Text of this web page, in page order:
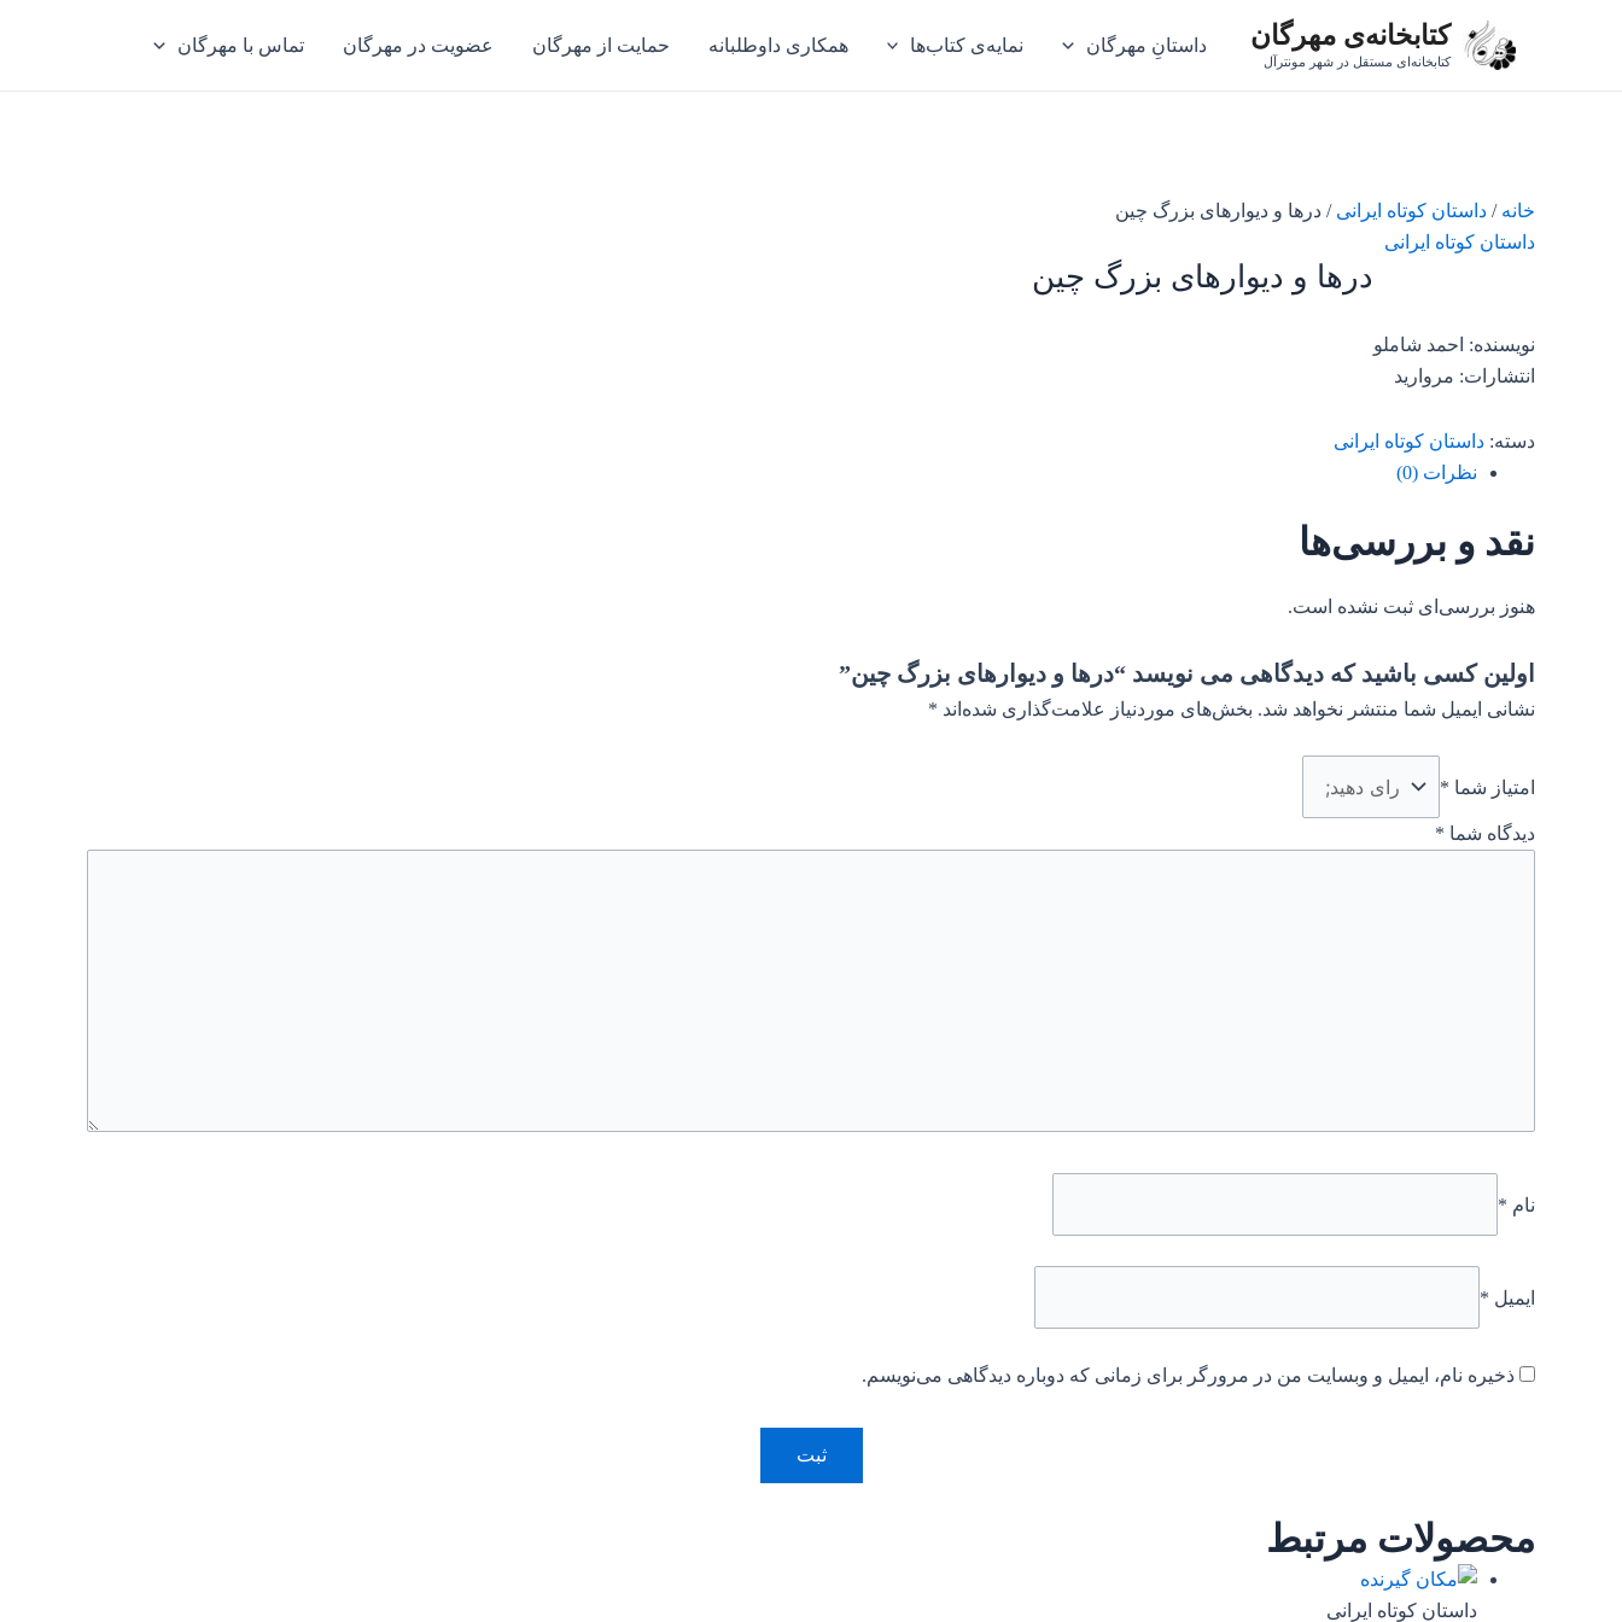
کتابخانه‌ی مهرگان
کتابخانه‌ای مستقل در شهر مونترآل
داستانِ مهرگان نمایه‌ی کتاب‌ها همکاری داوطلبانه حمایت از مهرگان عضویت در مهرگان تماس با مهرگان
خانه / داستان کوتاه ایرانی / درها و دیوارهای بزرگ چین
داستان کوتاه ایرانی
درها و دیوارهای بزرگ چین
نویسنده: احمد شاملو
انتشارات: مروارید
دسته: داستان کوتاه ایرانی
نظرات (0)
نقد و بررسی‌ها
هنوز بررسی‌ای ثبت نشده است.
اولین کسی باشید که دیدگاهی می نویسد “درها و دیوارهای بزرگ چین”
نشانی ایمیل شما منتشر نخواهد شد. بخش‌های موردنیاز علامت‌گذاری شده‌اند *
امتیاز شما *
دیدگاه شما *
نام *
ایمیل *
ذخیره نام، ایمیل و وبسایت من در مرورگر برای زمانی که دوباره دیدگاهی می‌نویسم.
محصولات مرتبط
داستان کوتاه ایرانی